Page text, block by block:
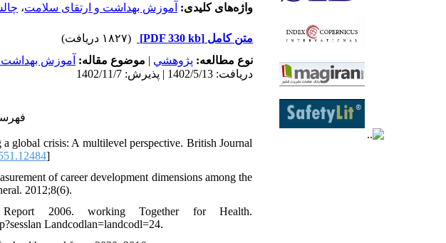
واژه‌های کلیدی: آموزش بهداشت و ارتقای سلامت،
متن کامل [PDF 330 kb]
(۱۸۲۷ دریافت)
نوع مطالعه: پژوهشي | موضوع مقاله: آموزش بهداشت
دریافت: 1402/5/13 | پذیرش: 1402/11/7
global crisis: A multilevel perspective. British Journal
]
of career development dimensions among the
2012;8(6).
2006. working Together for Health.
Landcodlan=landcodl=24.